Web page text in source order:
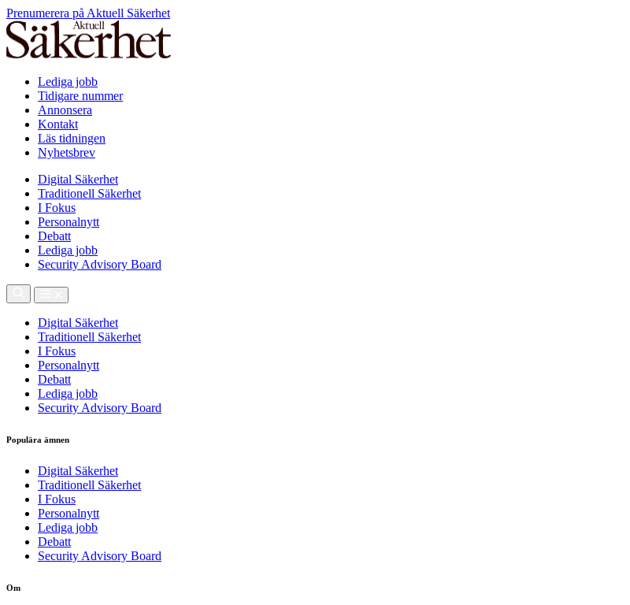
Prenumerera på Aktuell Säkerhet
Lediga jobb
Tidigare nummer
Annonsera
Kontakt
Läs tidningen
Nyhetsbrev
Digital Säkerhet
Traditionell Säkerhet
I Fokus
Personalnytt
Debatt
Lediga jobb
Security Advisory Board
Digital Säkerhet
Traditionell Säkerhet
I Fokus
Personalnytt
Debatt
Lediga jobb
Security Advisory Board
Populära ämnen
Digital Säkerhet
Traditionell Säkerhet
I Fokus
Personalnytt
Lediga jobb
Debatt
Security Advisory Board
Om